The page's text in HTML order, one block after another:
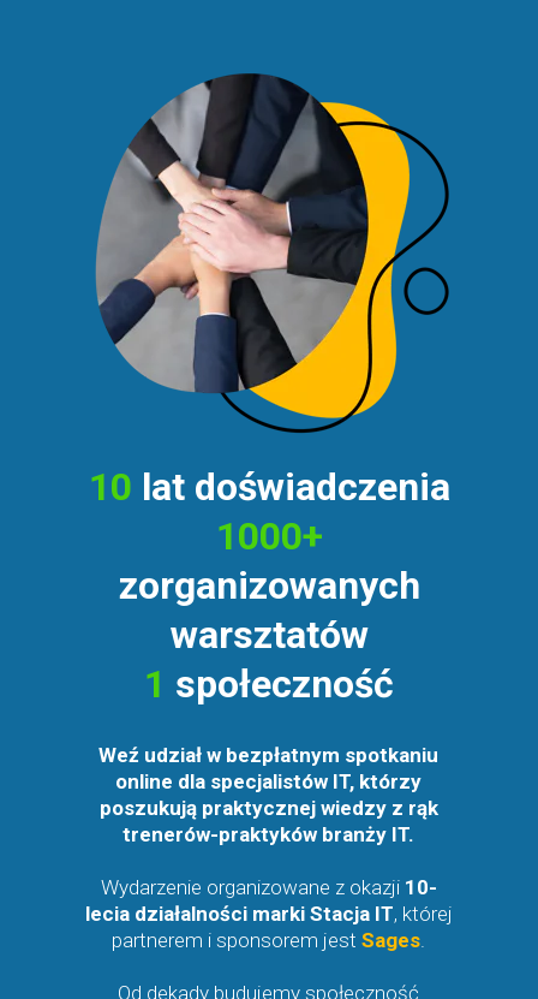
10 lat doświadczenia
1000+
zorganizowanych
warsztatów
1 społeczność
Weź udział w bezpłatnym spotkaniu
online dla specjalistów IT, którzy
poszukują praktycznej wiedzy z rąk
trenerów-praktyków branży IT.
Wydarzenie organizowane z okazji 10-
lecia działalności marki Stacja IT, której
partnerem i sponsorem jestSages.
Od dekady budujemy społeczność